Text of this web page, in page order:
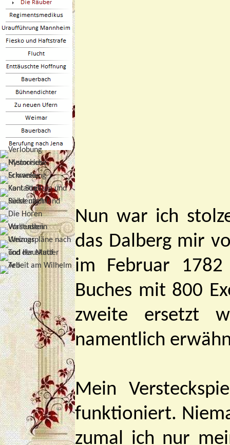
Nun war ich
das Dalberg mir
im Februar
Buches mit 800
zweite ersetzt
namentlich
Mein
funktioniert.
zumal ich nur